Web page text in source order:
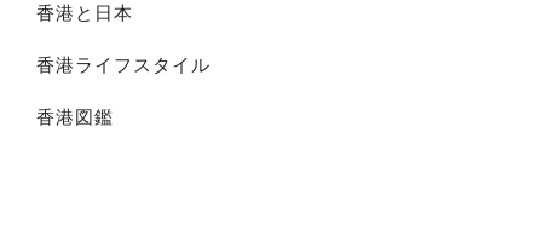
香港と日本
香港ライフスタイル
香港図鑑